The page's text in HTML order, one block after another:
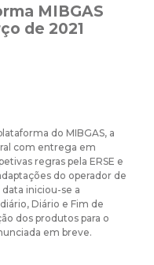
MIBGAS
de 2021
do MIBGAS, a
com entrega em
regras pela ERSE e
do operador de
iniciou-se a
Diário e Fim de
dos produtos para o
em breve.